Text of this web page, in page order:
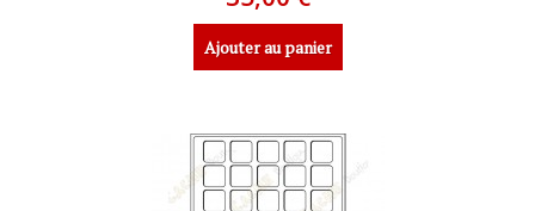
Ajouter au panier